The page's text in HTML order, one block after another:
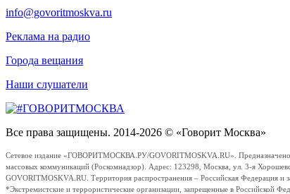
info@govoritmoskva.ru
Реклама на радио
Города вещания
Наши слушатели
Все права защищены. 2014-2026 © «Говорит Москва»
Сетевое издание «ГОВОРИТМОСКВА.РУ/GOVORITMOSKVA.RU». Предназначено
массовых коммуникаций (Роскомнадзор). Адрес: 123298, Москва, ул. 3-я
GOVORITMOSKVA.RU. Территория распространения – Российская Федерация
*Экстремистские и террористические организации, запрещенные в